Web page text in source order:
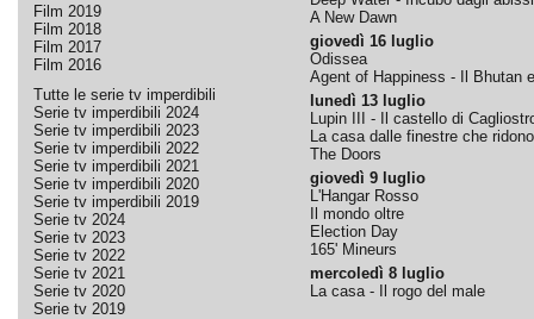
Film 2019
Film 2018
Film 2017
Film 2016
Tutte le serie tv imperdibili
Serie tv imperdibili 2024
Serie tv imperdibili 2023
Serie tv imperdibili 2022
Serie tv imperdibili 2021
Serie tv imperdibili 2020
Serie tv imperdibili 2019
Serie tv 2024
Serie tv 2023
Serie tv 2022
Serie tv 2021
Serie tv 2020
Serie tv 2019
A New Dawn
giovedì 16 luglio
Odissea
Agent of Happiness - Il Bhutan
lunedì 13 luglio
Lupin III - Il castello di
La casa dalle finestre che ridono
The Doors
giovedì 9 luglio
L'Hangar Rosso
Il mondo oltre
Election Day
165' Mineurs
mercoledì 8 luglio
La casa - Il rogo del male